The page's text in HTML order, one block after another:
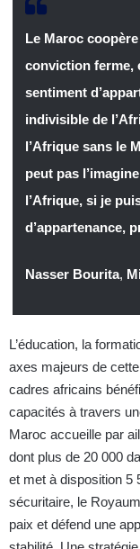
Le Maroc
conviction ferme,
sentiment
indivisible de
l’Afrique sans le
peut pas
l’Afrique, si je
d’appartenance,
Nasser Bourita,
L’éducation, la
axes majeurs de
cadres africains
capacités à travers
Maroc accueille par
dont plus de 20 000
et met à disposition 5
sécuritaire, le
paix et défend une